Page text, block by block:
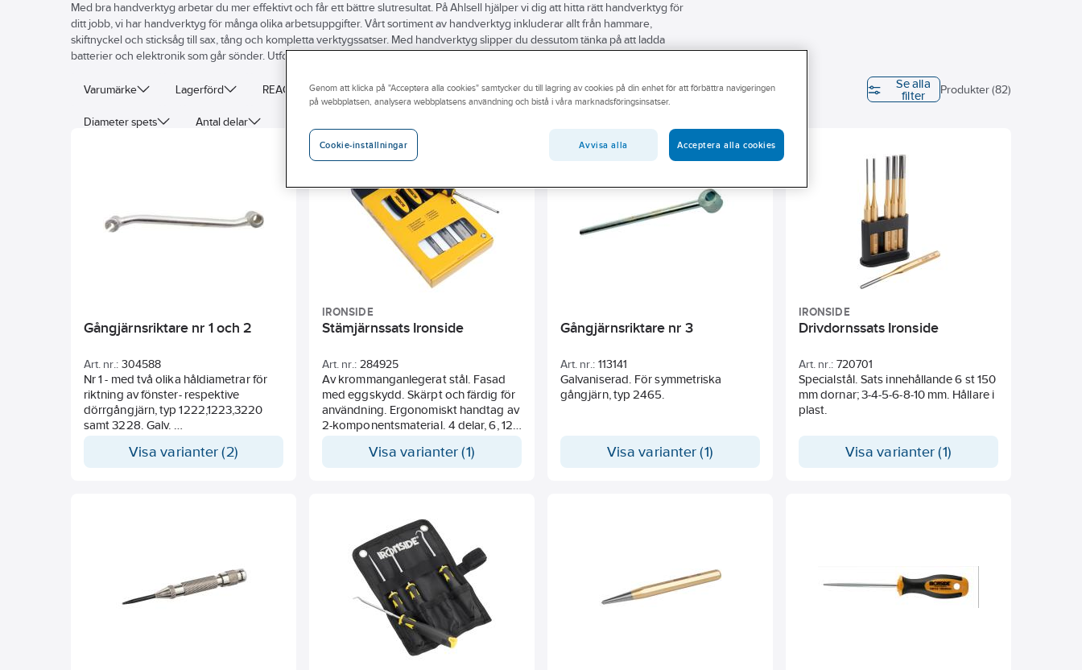
Med bra handverktyg arbetar du mer effektivt och får ett bättre slutresultat. På Ahlsell hjälper vi dig att hitta rätt handverktyg för
ditt jobb, vi har handverktyg för många olika arbetsuppgifter. Vårt sortiment av handverktyg inkluderar allt från hammare,
skiftnyckel och sticksåg till sax, tång och kompletta verktygssatser. Med handverktyg slipper du dessutom tänka på att ladda
batterier och elektronik som går sönder. Utforska vårt breda utbud av handverktyg online eller besök din närmsta Ahlsell-butik
Varumärke Lagerförd REACH – Fri från Kandidatämne Längd Vikt Bredd Längd Diameter
Diameter spets Antal delar
Se alla
filter
Produkter (82)
Gångjärnsriktare nr 1 och 2
Art. nr.: 304588
Nr 1 - med två olika håldiametrar för
riktning av fönster- respektive
dörrgångjärn, typ 1222,1223,3220
samt 3228. Galv.
typ 1250. Galv.Visa varianter (2)
IRONSIDE
Stämjärnssats Ironside
Art. nr.: 284925
Av krommanganlegerat stål. Fasad
med eggskydd. Skärpt och färdig för
användning. Ergonomiskt handtag av
2-komponentsmaterial. 4 delar, 6, 12,
Visa varianter (1)
Gångjärnsriktare nr 3
Art. nr.: 113141
Galvaniserad. För symmetriska
gångjärn, typ 2465.
Visa varianter (1)
IRONSIDE
Drivdornssats Ironside
Art. nr.: 720701
Specialstål. Sats innehållande 6 st 150
mm dornar; 3-4-5-6-8-10 mm. Hållare i
plast.
Visa varianter (1)
Genom att klicka på "Acceptera alla cookies" samtycker du till lagring av cookies på din enhet för att förbättra navigeringen
på webbplatsen, analysera webbplatsens användning och bistå i våra marknadsföringsinsatser.
Cookie-inställningar Avvisa alla Acceptera alla cookies